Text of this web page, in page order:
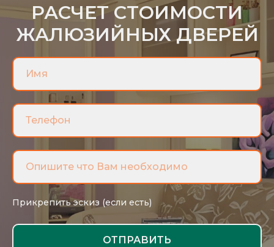
РАСЧЕТ СТОИМОСТИ
ЖАЛЮЗИЙНЫХ ДВЕРЕЙ
Прикрепить эскиз (если есть)
ОТПРАВИТЬ